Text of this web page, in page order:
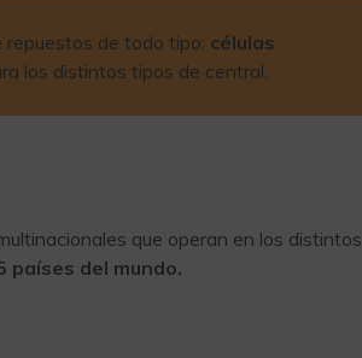
repuestos de todo tipo: células
los distintos tipos de central.
que operan en los distintos
países del mundo.